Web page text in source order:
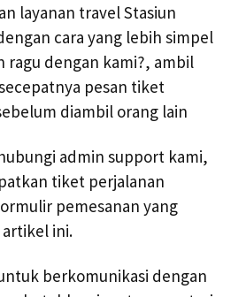
layanan travel Stasiun
cara yang lebih simpel
ragu dengan kami?, ambil
pesan tiket
diambil orang lain
admin support kami,
tiket perjalanan
pemesanan yang
ini.
berkomunikasi dengan